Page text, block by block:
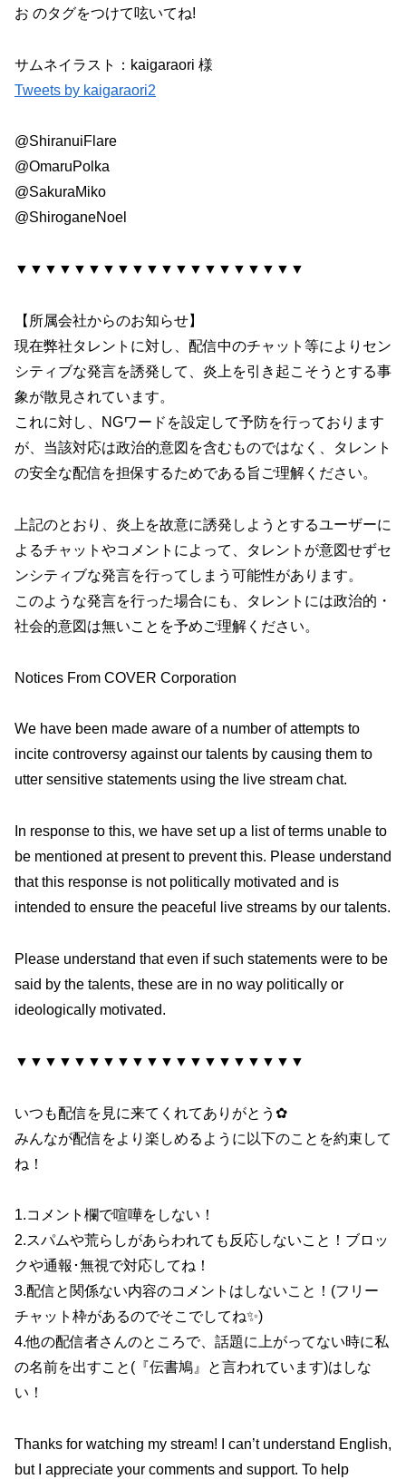
お のタグをつけて呟いてね!
サムネイラスト：kaigaraori 様
Tweets by kaigaraori2
@ShiranuiFlare
@OmaruPolka
@SakuraMiko
@ShiroganeNoel
▼▼▼▼▼▼▼▼▼▼▼▼▼▼▼▼▼▼▼▼
【所属会社からのお知らせ】
現在弊社タレントに対し、配信中のチャット等によりセン
シティブな発言を誘発して、炎上を引き起こそうとする事
象が散見されています。
これに対し、NGワードを設定して予防を行っております
が、当該対応は政治的意図を含むものではなく、タレント
の安全な配信を担保するためである旨ご理解ください。
上記のとおり、炎上を故意に誘発しようとするユーザーに
よるチャットやコメントによって、タレントが意図せずセ
ンシティブな発言を行ってしまう可能性があります。
このような発言を行った場合にも、タレントには政治的・
社会的意図は無いことを予めご理解ください。
Notices From COVER Corporation
We have been made aware of a number of attempts to
incite controversy against our talents by causing them to
utter sensitive statements using the live stream chat.
In response to this, we have set up a list of terms unable to
be mentioned at present to prevent this. Please understand
that this response is not politically motivated and is
intended to ensure the peaceful live streams by our talents.
Please understand that even if such statements were to be
said by the talents, these are in no way politically or
ideologically motivated.
▼▼▼▼▼▼▼▼▼▼▼▼▼▼▼▼▼▼▼▼
いつも配信を見に来てくれてありがとう✿
みんなが配信をより楽しめるように以下のことを約束して
ね！
1.コメント欄で喧嘩をしない！
2.スパムや荒らしがあらわれても反応しないこと！ブロッ
クや通報･無視で対応してね！
3.配信と関係ない内容のコメントはしないこと！(フリー
チャット枠があるのでそこでしてね✨)
4.他の配信者さんのところで、話題に上がってない時に私
の名前を出すこと(『伝書鳩』と言われています)はしな
い！
Thanks for watching my stream! I can’t understand English,
but I appreciate your comments and support. To help